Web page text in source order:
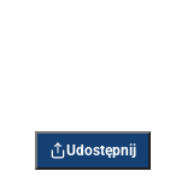
Udostępnij